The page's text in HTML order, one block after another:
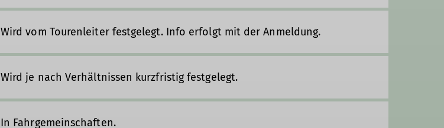
Wird vom Tourenleiter festgelegt. Info erfolgt mit der Anmeldung.
Wird je nach Verhältnissen kurzfristig festgelegt.
In Fahrgemeinschaften.